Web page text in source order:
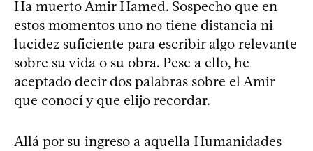
Ha muerto Amir Hamed. Sospecho que en
estos momentos uno no tiene distancia ni
lucidez suficiente para escribir algo relevante
sobre su vida o su obra. Pese a ello, he
aceptado decir dos palabras sobre el Amir
que conocí y que elijo recordar.
Allá por su ingreso a aquella Humanidades